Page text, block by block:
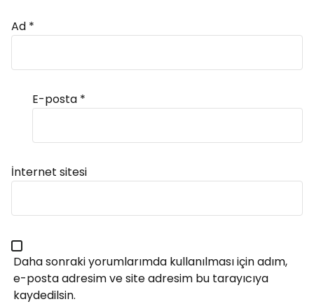
Ad *
E-posta *
İnternet sitesi
Daha sonraki yorumlarımda kullanılması için adım,
e-posta adresim ve site adresim bu tarayıcıya
kaydedilsin.
Alternative: